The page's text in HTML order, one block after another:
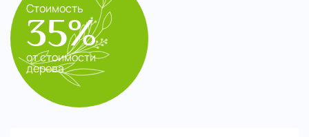
Стоимость
35%
от стоимости
дерева